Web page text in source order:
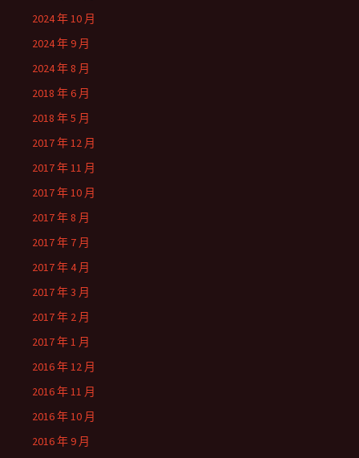
2024 年 10 月
2024 年 9 月
2024 年 8 月
2018 年 6 月
2018 年 5 月
2017 年 12 月
2017 年 11 月
2017 年 10 月
2017 年 8 月
2017 年 7 月
2017 年 4 月
2017 年 3 月
2017 年 2 月
2017 年 1 月
2016 年 12 月
2016 年 11 月
2016 年 10 月
2016 年 9 月